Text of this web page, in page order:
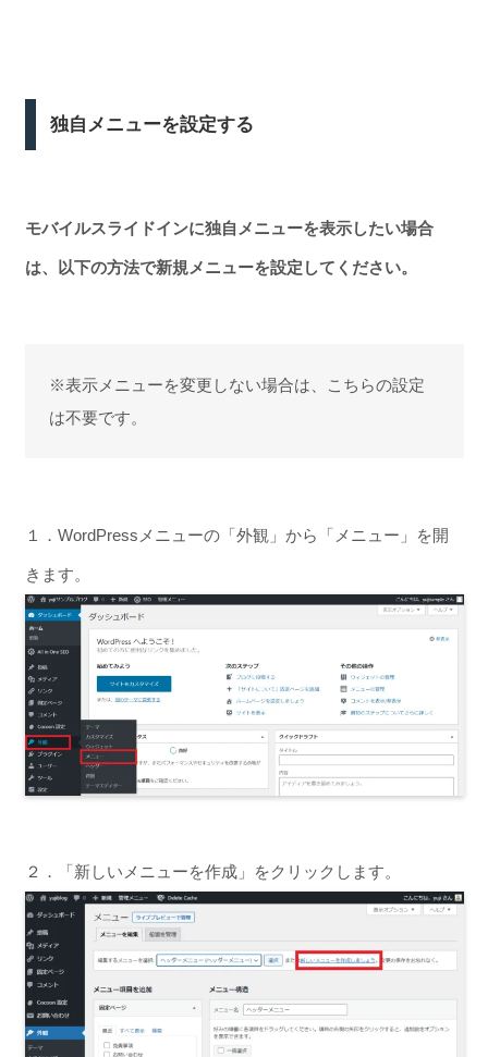
独自メニューを設定する
モバイルスライドインに独自メニューを表示したい場合
は、以下の方法で新規メニューを設定してください。
※表示メニューを変更しない場合は、こちらの設定
は不要です。
１．WordPressメニューの「外観」から「メニュー」を開
きます。
２．「新しいメニューを作成」をクリックします。